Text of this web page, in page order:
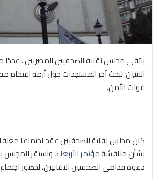
يلتقي مجلس نقابة الصحفيين المصريين ، عددًا
الاثنين؛ لبحث آخر المستجدات حول أزمة اقتحام
قوات الأمن.
كان مجلس نقابة الصحفيين عقد اجتماعا
بشأن مناقشةمؤتمر الأربعاء، واستقر
دعوة قدامى الصحفيين النقابيين، لحضور